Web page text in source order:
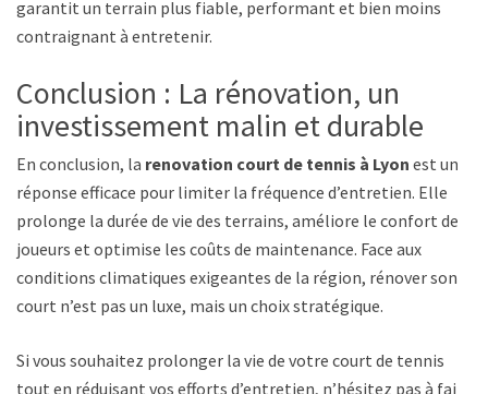
garantit un terrain plus fiable, performant et bien moins
contraignant à entretenir.
Conclusion : La rénovation, un
investissement malin et durable
En conclusion, la renovation court de tennis à Lyon est une
réponse efficace pour limiter la fréquence d’entretien. Elle
prolonge la durée de vie des terrains, améliore le confort des
joueurs et optimise les coûts de maintenance. Face aux
conditions climatiques exigeantes de la région, rénover son
court n’est pas un luxe, mais un choix stratégique.
Si vous souhaitez prolonger la vie de votre court de tennis
tout en réduisant vos efforts d’entretien, n’hésitez pas à faire